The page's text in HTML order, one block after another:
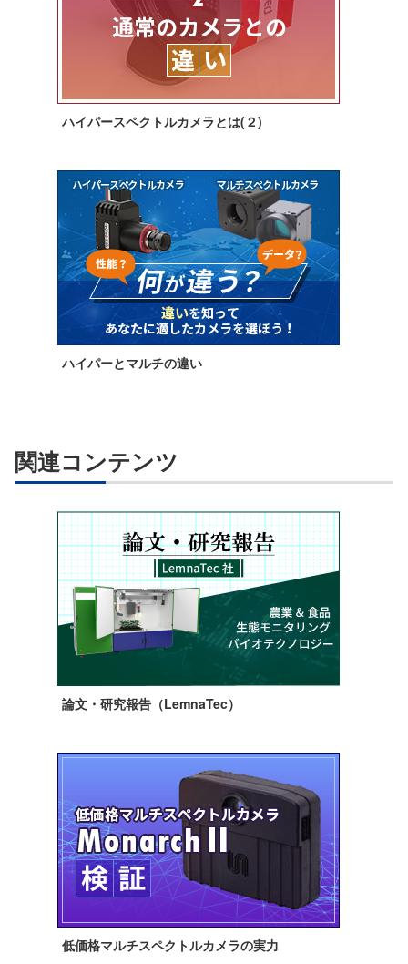
ハイパースペクトルカメラとは(２)
ハイパーとマルチの違い
関連コンテンツ
論文・研究報告（LemnaTec）
低価格マルチスペクトルカメラの実力